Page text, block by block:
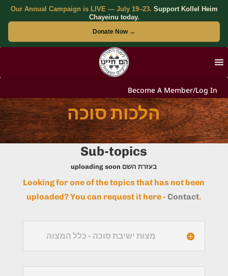
Our Annual Campaign is LIVE — July 19–23. Support Kollel Heim
Chayeinu today.
Donate Now →
Become A Member/Log In
הלכות סוכה
Sub-topics
uploading soon בעזרת השם
Looking for one of the topics that has not been
uploaded? You can request it here - Contact.
מצות ישיבת סוכה - כלל המצוה